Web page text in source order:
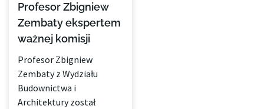
Profesor Zbigniew
Zembaty ekspertem
ważnej komisji
Profesor Zbigniew
Zembaty z Wydziału
Budownictwa i
Architektury został